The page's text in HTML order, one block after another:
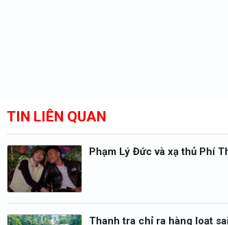
TIN LIÊN QUAN
Phạm Lý Đức và xạ thủ Phí
Thanh tra chỉ ra hàng loạt